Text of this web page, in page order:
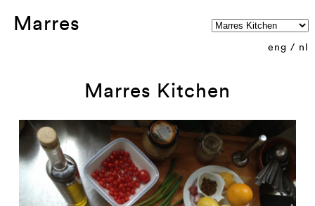
Marres
eng / nl
Marres Kitchen